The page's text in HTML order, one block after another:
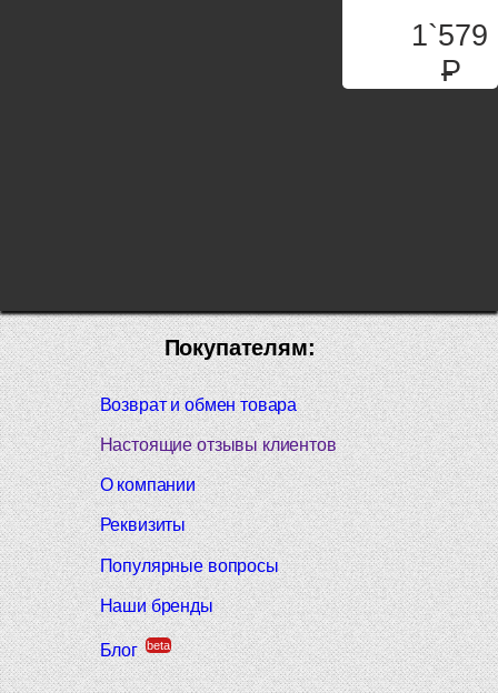
1`579
P
Покупателям:
Возврат и обмен товара
Настоящие отзывы клиентов
О компании
Реквизиты
Популярные вопросы
Наши бренды
Блог beta